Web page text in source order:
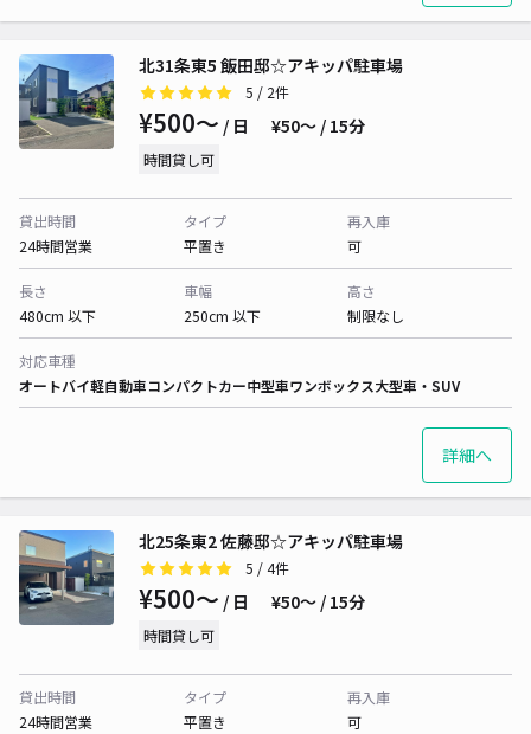
北31条東5 飯田邸☆アキッパ駐車場
5 / 2件
¥500〜 / 日 ¥50〜 / 15分
時間貸し可
貸出時間
24時間営業
タイプ
平置き
再入庫
可
長さ
480cm 以下
車幅
250cm 以下
高さ
制限なし
対応車種
オートバイ軽自動車コンパクトカー中型車ワンボックス大型車・SUV
詳細へ
北25条東2 佐藤邸☆アキッパ駐車場
5 / 4件
¥500〜 / 日 ¥50〜 / 15分
時間貸し可
貸出時間
24時間営業
タイプ
平置き
再入庫
可